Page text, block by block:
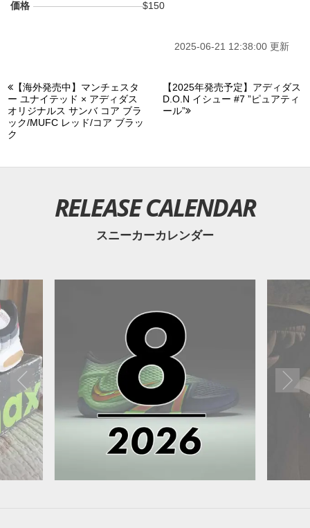
価格 $150
2025-06-21 12:38:00 更新
【海外発売中】マンチェスタ
ー ユナイテッド × アディダス
オリジナルス サンバ コア ブラ
ック/MUFC レッド/コア ブラッ
ク
【2025年発売予定】アディダス
D.O.N イシュー #7 ”ピュアティ
ール”
RELEASE CALENDAR
スニーカーカレンダー